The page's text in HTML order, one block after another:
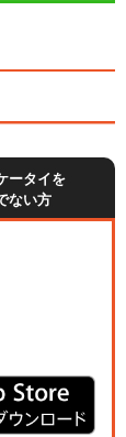
ータイを
ない方